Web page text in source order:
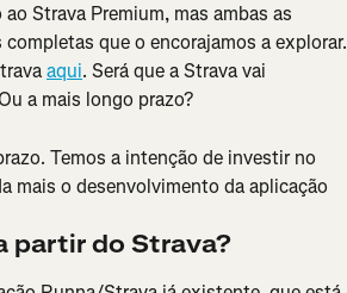
Strava Premium, mas ambas as
que o encorajamos a explorar.
aqui. Será que a Strava vai
a mais longo prazo?
Temos a intenção de investir no
mais o desenvolvimento da aplicação
partir do Strava?